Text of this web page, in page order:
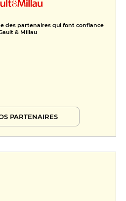
des partenaires qui font confiance
& Millau
PARTENAIRES